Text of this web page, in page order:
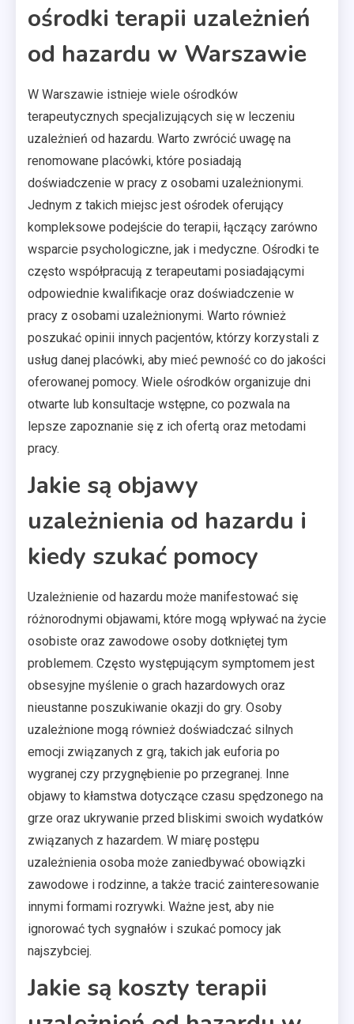
ośrodki terapii uzależnień
od hazardu w Warszawie
W Warszawie istnieje wiele ośrodków
terapeutycznych specjalizujących się w leczeniu
uzależnień od hazardu. Warto zwrócić uwagę na
renomowane placówki, które posiadają
doświadczenie w pracy z osobami uzależnionymi.
Jednym z takich miejsc jest ośrodek oferujący
kompleksowe podejście do terapii, łączący zarówno
wsparcie psychologiczne, jak i medyczne. Ośrodki te
często współpracują z terapeutami posiadającymi
odpowiednie kwalifikacje oraz doświadczenie w
pracy z osobami uzależnionymi. Warto również
poszukać opinii innych pacjentów, którzy korzystali z
usług danej placówki, aby mieć pewność co do jakości
oferowanej pomocy. Wiele ośrodków organizuje dni
otwarte lub konsultacje wstępne, co pozwala na
lepsze zapoznanie się z ich ofertą oraz metodami
pracy.
Jakie są objawy
uzależnienia od hazardu i
kiedy szukać pomocy
Uzależnienie od hazardu może manifestować się
różnorodnymi objawami, które mogą wpływać na życie
osobiste oraz zawodowe osoby dotkniętej tym
problemem. Często występującym symptomem jest
obsesyjne myślenie o grach hazardowych oraz
nieustanne poszukiwanie okazji do gry. Osoby
uzależnione mogą również doświadczać silnych
emocji związanych z grą, takich jak euforia po
wygranej czy przygnębienie po przegranej. Inne
objawy to kłamstwa dotyczące czasu spędzonego na
grze oraz ukrywanie przed bliskimi swoich wydatków
związanych z hazardem. W miarę postępu
uzależnienia osoba może zaniedbywać obowiązki
zawodowe i rodzinne, a także tracić zainteresowanie
innymi formami rozrywki. Ważne jest, aby nie
ignorować tych sygnałów i szukać pomocy jak
najszybciej.
Jakie są koszty terapii